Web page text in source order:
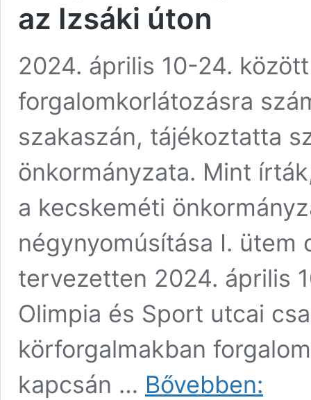
az Izsáki úton
2024. április 10-24.
forgalomkorlátozásra
szakaszán, tájékoztatta
önkormányzata. Mint
a kecskeméti
négynyomúsítása I. ütem
tervezetten 2024. április
Olimpia és Sport utcai
körforgalmakban
kapcsán … Bővebben: